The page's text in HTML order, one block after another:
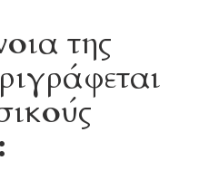
της